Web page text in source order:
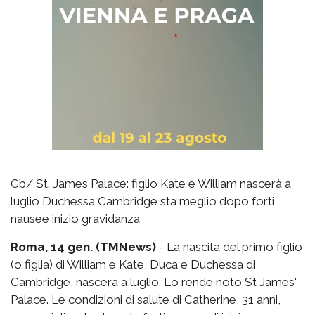
Gb/ St. James Palace: figlio Kate e William nascerà a
luglio Duchessa Cambridge sta meglio dopo forti
nausee inizio gravidanza
Roma, 14 gen. (TMNews) - La nascita del primo figlio
(o figlia) di William e Kate, Duca e Duchessa di
Cambridge, nascerà a luglio. Lo rende noto St James'
Palace. Le condizioni di salute di Catherine, 31 anni,